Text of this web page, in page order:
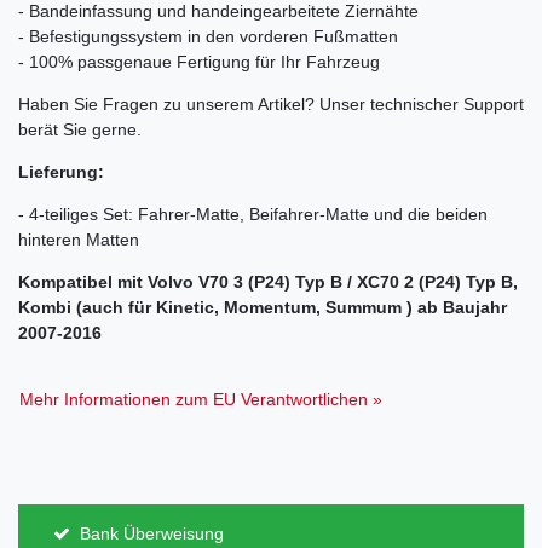
- Bandeinfassung und handeingearbeitete Ziernähte
- Befestigungssystem in den vorderen Fußmatten
- 100% passgenaue Fertigung für Ihr Fahrzeug
Haben Sie Fragen zu unserem Artikel? Unser technischer Support
berät Sie gerne.
Lieferung:
- 4-teiliges Set: Fahrer-Matte, Beifahrer-Matte und die beiden
hinteren Matten
Kompatibel mit Volvo V70 3 (P24) Typ B / XC70 2 (P24) Typ B,
Kombi (auch für Kinetic, Momentum, Summum ) ab Baujahr
2007-2016
Mehr Informationen zum EU Verantwortlichen »
Bank Überweisung